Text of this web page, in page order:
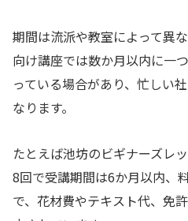
期間は流派や教室によって異
向け講座では数か月以内に一
っている場合があり、忙しい
なります。
たとえば池坊のビギナーズレ
8回で受講期間は6か月以内、
で、花材費やテキスト代、免